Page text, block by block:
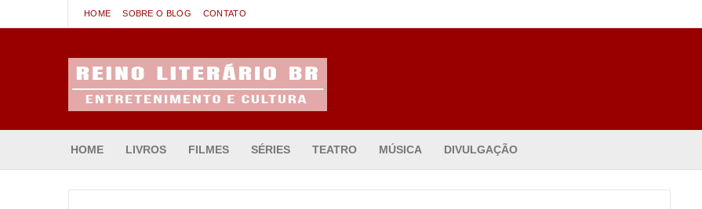
HOME SOBRE O BLOG CONTATO
HOME LIVROS FILMES SÉRIES TEATRO MÚSICA DIVULGAÇÃO